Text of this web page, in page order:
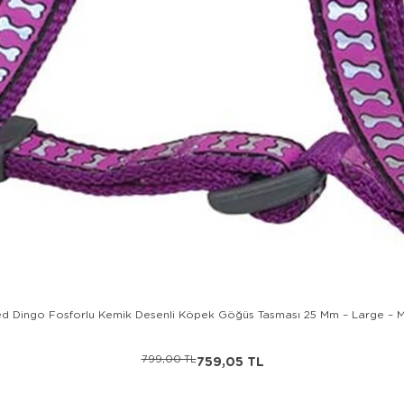
Dingo Fosforlu Kemik Desenli Köpek Göğüs Tasması 25 Mm – Large –
759,05 TL
799,00 TL